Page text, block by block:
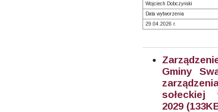
Wojciech Dobczyński
Data wytworzenia
29.04.2026 r.
Gminy
2029